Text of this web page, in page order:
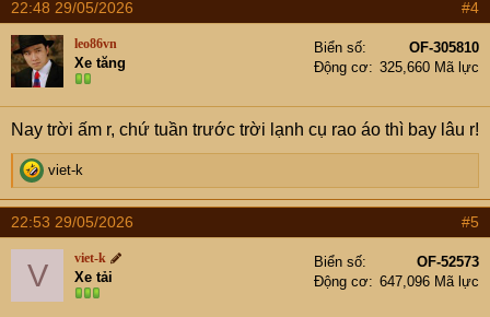
22:48 29/05/2026 #4
leo86vn
Xe tăng
Biển số
OF-305810
Động cơ
325,660 Mã lực
Nay trời ấm r, chứ tuần trước trời lạnh cụ rao áo thì bay lâu r!
R
e
a
c
t
i
n
viet-k
22:53 29/05/2026 #5
V viet-k
Xe tải
Biển số
OF-52573
Động cơ
647,096 Mã lực